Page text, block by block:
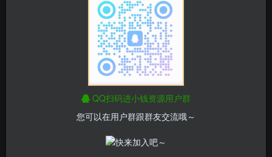
平台的用户上传了大量《老九门》的影视片段来吸粉，而平
台方呢睁只眼闭只眼，没有删除，所以爱奇艺直接把对方告
了。被告赔偿爱奇艺公司经济损失100万元，合理费用
这部电视剧被切割成1.8万个视频，播放6.3亿次。
QQ扫码进小钱资源用户群
您可以在用户群跟群友交流哦～